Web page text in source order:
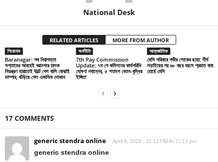
National Desk
RELATED ARTICLES MORE FROM AUTHOR
শিরোনাম
Baranagar: পথ নিরাপত্তা
সপ্তাহের আবহেই বরানগরে চালক
নিয়ন্ত্রণ হারাতেই উল্টে গেল বালি বোঝাই
ডাম্পার, গুঁড়িয়ে গেল একাধিক দোকান
অর্থনীতি
7th Pay Commission
Update: ৭ম পে কমিশনের কার্যপরিধি
ঘোষণা নবান্নের, ৫ শতাংশ বেতন-বৃদ্ধির
ইঙ্গিত!
আন্তর্জাতিক
মেসি পরিবারে গভীর শোকের ছায়া: দীর্ঘ
লড়াইয়ের পর ৬৮ বছর বয়সে প্রয়াত বাবা
হোর্হে মেসি
17 COMMENTS
generic stendra online April 8, 2026 , 11:13 PM At 11:13 pm
generic stendra online